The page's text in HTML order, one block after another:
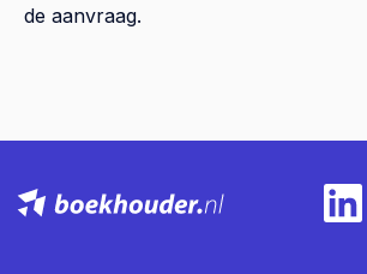
de aanvraag.